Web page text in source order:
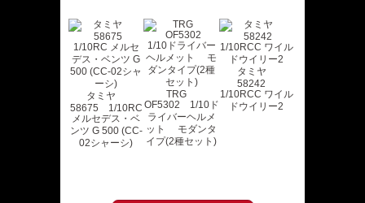
タミヤ
58675 1/10RC
メルセデス・ベ
ンツ G 500 (CC-
02シャーシ)
TRG
OF5302 1/10ド
ライバーヘルメ
ット モダンタ
イプ(2種セット)
タミヤ
58242
1/10RCC ワイル
ドウイリー2